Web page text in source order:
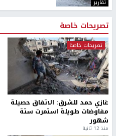
تقارير
تصريحات خاصة
تصريحات خاصة
غازي حمد للشرق: الاتفاق حصيلة
مفاوضات طويلة استمرت ستة
شهور
منذ 12 ثانية